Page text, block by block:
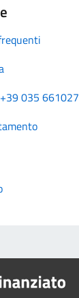
035 661027